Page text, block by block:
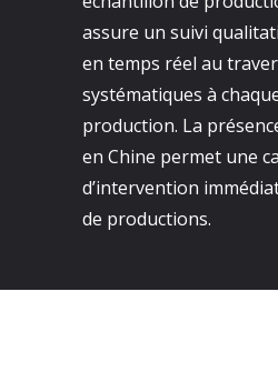
assure un suivi
en temps réel au
systématiques à
production. La
en Chine permet une
d’intervention
de productions.